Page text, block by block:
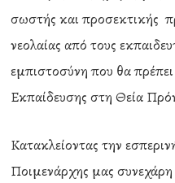
σωστής και προσεκτικής
νεολαίας από τους
εμπιστοσύνη που θα πρέπει
Εκπαίδευσης στη Θεία
Κατακλείοντας την
Ποιμενάρχης μας